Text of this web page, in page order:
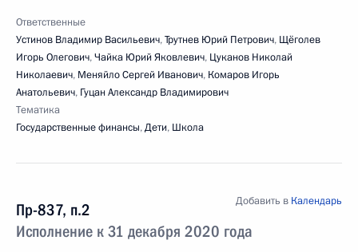
Ответственные
Устинов Владимир Васильевич,Трутнев Юрий Петрович, Щёголев
Игорь Олегович,Чайка Юрий Яковлевич, Цуканов Николай
Николаевич, Меняйло Сергей Иванович, Комаров Игорь
Анатольевич, Гуцан Александр Владимирович
Тематика
Государственные финансы,Дети, Школа
Пр-837, п.2
Исполнение к 31 декабря 2020 года
Добавить в Календарь